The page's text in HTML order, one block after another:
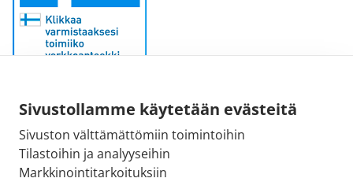
Sivustollamme käytetään evästeitä
Sivuston välttämättömiin toimintoihin
Tilastoihin ja analyyseihin
Markkinointitarkoituksiin
Sähköpostiosoite:
kirjaamo@fimea.fi
Fimean vaihde:
029 522 3341